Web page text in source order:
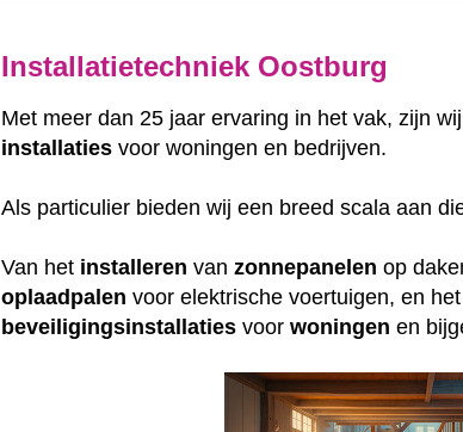
Installatietechniek Oostburg
Met meer dan 25 jaar ervaring in het vak, zijn
installaties voor woningen en bedrijven.
Als particulier bieden wij een breed scala aan
Van het installeren vanzonnepanelen op
oplaadpalen voor elektrische voertuigen, en
beveiligingsinstallaties voorwoningen en